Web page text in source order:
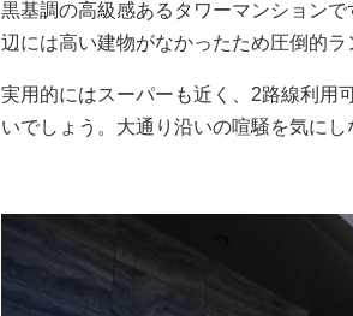
黒基調の高級感あるタワーマンション
辺には高い建物がなかったため圧倒的ラ
実用的にはスーパーも近く、2路線利用
いでしょう。大通り沿いの喧騒を気にし